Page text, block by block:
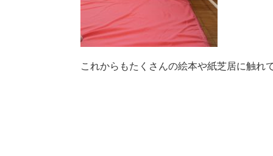
これからもたくさんの絵本や紙芝居に触れ